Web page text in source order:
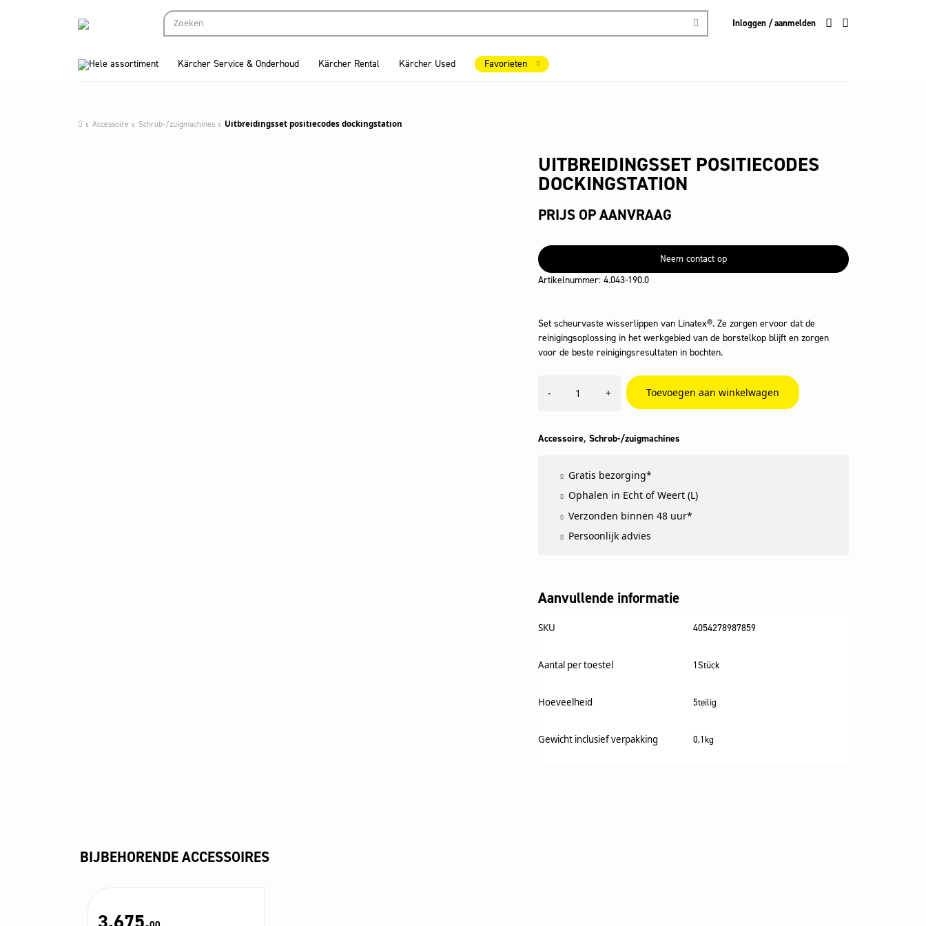
Inloggen / aanmelden
Hele assortiment Kärcher Service & Onderhoud Kärcher Rental Kärcher Used Favorieten
Accessoire Schrob-/zuigmachines Uitbreidingsset positiecodes dockingstation
UITBREIDINGSSET POSITIECODES
DOCKINGSTATION
PRIJS OP AANVRAAG
Neem contact op
Artikelnummer: 4.043-190.0
Set scheurvaste wisserlippen van Linatex®. Ze zorgen ervoor dat de
reinigingsoplossing in het werkgebied van de borstelkop blijft en zorgen
voor de beste reinigingsresultaten in bochten.
-
positiecodes
+ Toevoegen aan winkelwagen
Accessoire, Schrob-/zuigmachines
Gratis bezorging*
Ophalen in Echt of Weert (L)
Verzonden binnen 48 uur*
Persoonlijk advies
Aanvullende informatie
SKU 4054278987859
Aantal per toestel 1Stück
Hoeveelheid 5teilig
Gewicht inclusief verpakking 0,1kg
BIJBEHORENDE ACCESSOIRES